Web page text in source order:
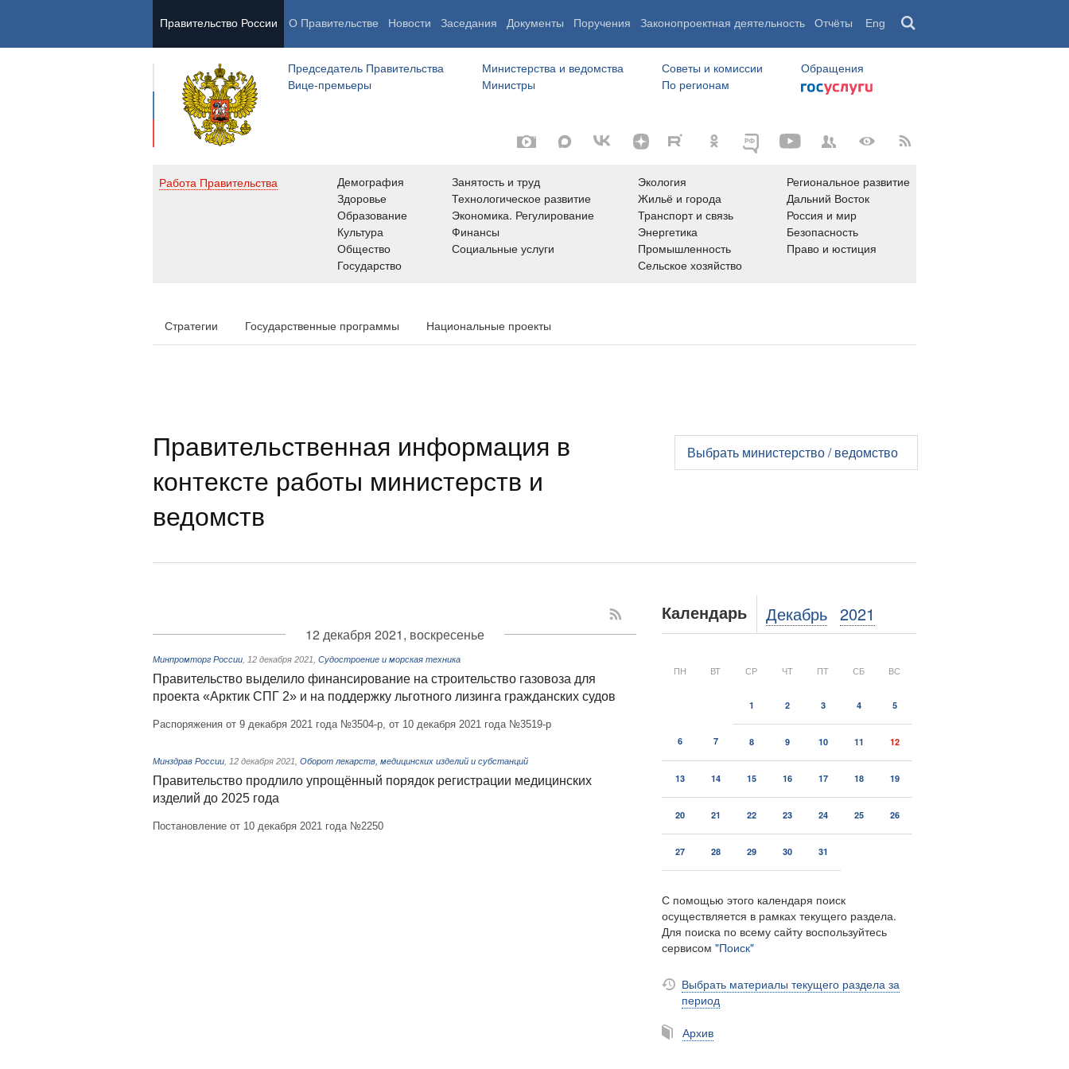
Правительство России О Правительстве Новости Заседания Документы Поручения Законопроектная деятельность Отчёты Eng
Председатель Правительства
Вице-премьеры
Министерства и ведомства
Министры
Советы и комиссии
По регионам
Обращения
Работа Правительства
Демография
Здоровье
Образование
Культура
Общество
Государство
Занятость и труд
Технологическое развитие
Экономика. Регулирование
Финансы
Социальные услуги
Экология
Жильё и города
Транспорт и связь
Энергетика
Промышленность
Сельское хозяйство
Региональное развитие
Дальний Восток
Россия и мир
Безопасность
Право и юстиция
Стратегии Государственные программы Национальные проекты
Правительственная информация в
контексте работы министерств и
ведомств
Выбрать министерство / ведомство
12 декабря 2021, воскресенье
Минпромторг России 12 декабря 2021 Судостроение и морская техника
Правительство выделило финансирование на строительство газовоза для
проекта «Арктик СПГ 2» и на поддержку льготного лизинга гражданских судов
Распоряжения от 9 декабря 2021 года №3504-р, от 10 декабря 2021 года №3519-р
Минздрав России 12 декабря 2021 Оборот лекарств, медицинских изделий и субстанций
Правительство продлило упрощённый порядок регистрации медицинских
изделий до 2025 года
Постановление от 10 декабря 2021 года №2250
Календарь Декабрь 2021
ПН ВТ СР ЧТ ПТ СБ ВС
1 2 3 4 5
6 7 8 9 10 11 12
13 14 15 16 17 18 19
20 21 22 23 24 25 26
27 28 29 30 31
С помощью этого календаря поиск
осуществляется в рамках текущего раздела.
Для поиска по всему сайту воспользуйтесь
сервисом "Поиск"
Выбрать материалы текущего раздела за
период
Архив